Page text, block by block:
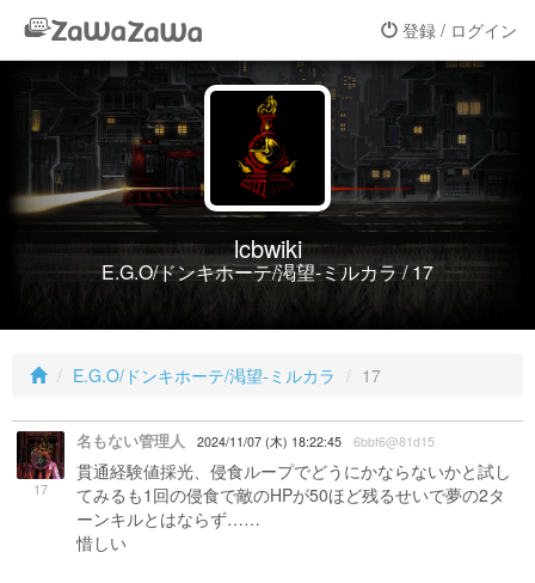
登録 / ログイン
lcbwiki
E.G.O/ドンキホーテ/渇望-ミルカラ / 17
E.G.O/ドンキホーテ/渇望-ミルカラ 17
17
名もない管理人 2024/11/07 (木) 18:22:45 6bbf6@81d15
貫通経験値採光、侵食ループでどうにかならないかと試し
てみるも1回の侵食で敵のHPが50ほど残るせいで夢の2タ
ーンキルとはならず……
惜しい